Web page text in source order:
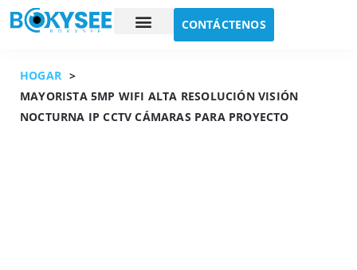
CONTÁCTENOS
HOGAR >
MAYORISTA 5MP WIFI ALTA RESOLUCIÓN VISIÓN
NOCTURNA IP CCTV CÁMARAS PARA PROYECTO